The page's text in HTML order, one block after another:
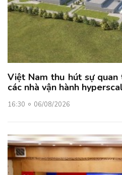
Việt Nam thu hút sự quan
các nhà vận hành
16:30 06/08/2026